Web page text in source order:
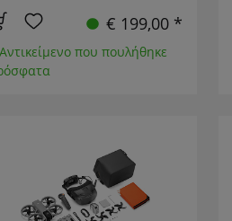
€ 199,00 *
που πουλήθηκε